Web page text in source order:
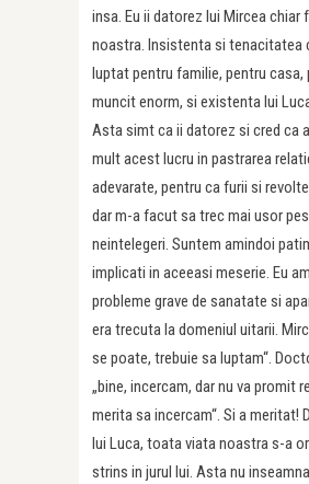
insa. Eu ii datorez lui Mircea chiar
noastra. Insistenta si tenacitatea
luptat pentru familie, pentru casa,
muncit enorm, si existenta lui
Asta simt ca ii datorez si cred ca
mult acest lucru in pastrarea
adevarate, pentru ca furii si
dar m-a facut sa trec mai usor
neintelegeri. Suntem amindoi
implicati in aceeasi meserie. Eu
probleme grave de sanatate si
era trecuta la domeniul uitarii.
se poate, trebuie sa luptam“.
„bine, incercam, dar nu va promit
merita sa incercam“. Si a meritat!
lui Luca, toata viata noastra s-a
strins in jurul lui. Asta nu